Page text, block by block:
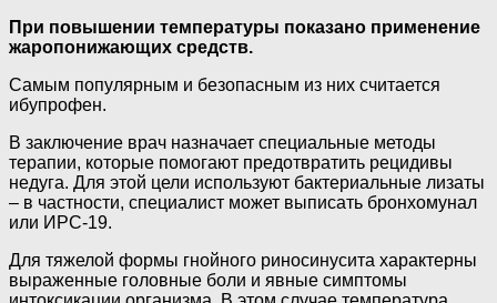
При повышении температуры показано применение
жаропонижающих средств.
Самым популярным и безопасным из них считается
ибупрофен.
В заключение врач назначает специальные методы
терапии, которые помогают предотвратить рецидивы
недуга. Для этой цели используют бактериальные лизаты
– в частности, специалист может выписать бронхомунал
или ИРС-19.
Для тяжелой формы гнойного риносинусита характерны
выраженные головные боли и явные симптомы